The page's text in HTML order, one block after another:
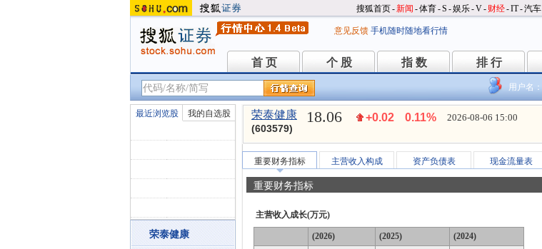
搜狐首页-新闻 -体育-S -娱乐-V- 财经-IT-汽车
意见反馈 手机随时随地看行情
首 页
首 页 个 股
个 股 指 数
指 数 排 行
排 行
用户名：
最近浏览股 我的自选股
荣泰健康
荣泰健康
(603579)
18.06 +0.02 0.11% 2026-08-06 15:00
重要财务指标 主营收入构成 资产负债表 现金流量表
重要财务指标
主营收入成长(万元)
(2026) (2025)
(2024)